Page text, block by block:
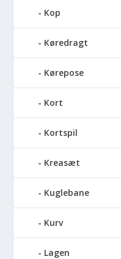
Kop
Køredragt
Kørepose
Kort
Kortspil
Kreasæt
Kuglebane
Kurv
Lagen